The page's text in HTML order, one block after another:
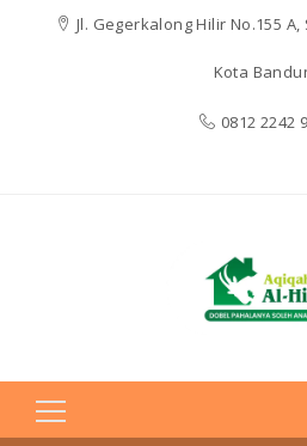
Jl. Gegerkalong Hilir No.155
Kota
0812 2242